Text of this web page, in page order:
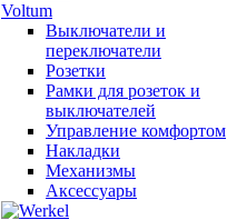
Voltum
Выключатели и
переключатели
Розетки
Рамки для розеток и
выключателей
Управление комфортом
Накладки
Механизмы
Аксессуары